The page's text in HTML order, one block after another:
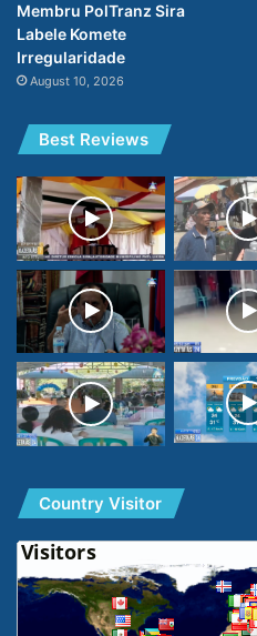
Membru PolTranz Sira
Labele Komete
Irregularidade
August 10, 2026
Best Reviews
Country Visitor